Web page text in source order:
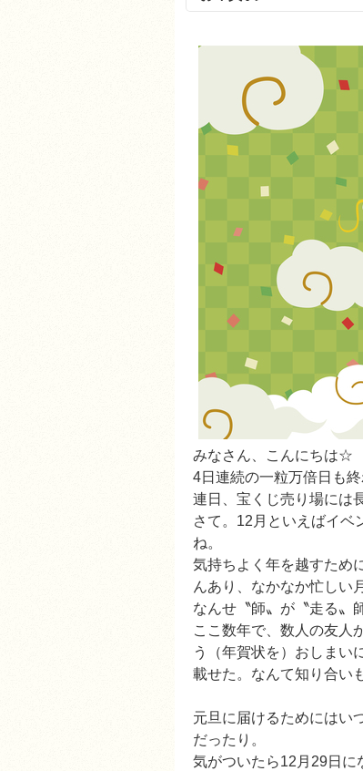
みなさん、こんにちは☆
4日連続の一粒万倍日も終
連日、宝くじ売り場には
さて。12月といえばイベ
ね。
気持ちよく年を越すため
んあり、なかなか忙しい
なんせ〝師〟が〝走る〟
ここ数年で、数人の友人
う（年賀状を）おしまい
載せた。なんて知り合い
元旦に届けるためにはい
だったり。
気がついたら12月29日に